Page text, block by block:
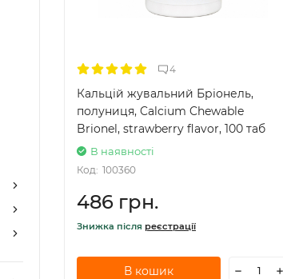
4
Кальцій жувальний Бріонель,
полуниця, Calcium Chewable
Brionel, strawberry flavor, 100 таб
В наявності
Код: 100360
486 грн.
Знижка після реєстрації
В кошик